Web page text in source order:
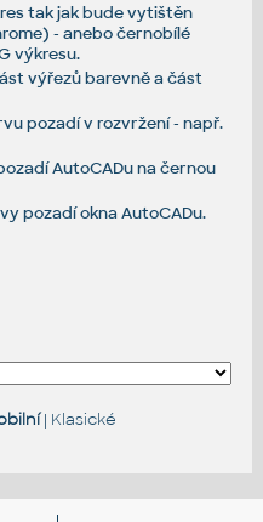
tak jak bude vytištěn
- anebo černobílé
výkresu.
výřezů barevně a část
pozadí v rozvržení - např.
AutoCADu na černou
pozadí okna AutoCADu.
| Klasické